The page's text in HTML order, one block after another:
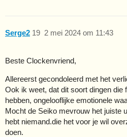
Serge2 2 mei 2024 om 11:43
19
Beste Clockenvriend,
Allereerst gecondoleerd met het
Ook ik weet, dat dit soort dingen die
hebben, ongelooflijke emotionele
Mocht de Seiko mevrouw het juiste
hebt niemand.die het voor je wil
doen.